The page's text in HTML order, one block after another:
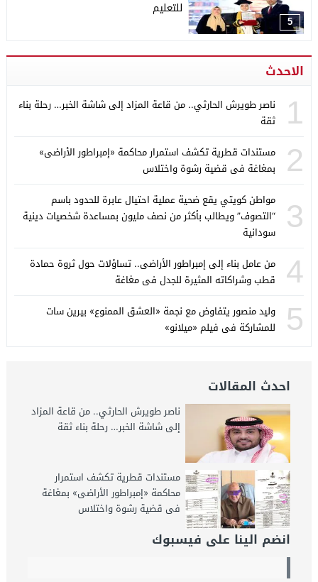
5
للتعليم
الاحدث
1
ناصر طويرش الحارثي.. من قاعة المزاد إلى شاشة الخبر… رحلة بناء
ثقة
2
مستندات قطرية تكشف استمرار محاكمة «إمبراطور الأراضى»
بمغاغة فى قضية رشوة واختلاس
3
مواطن كويتي يقع ضحية عملية احتيال عابرة للحدود باسم
“التصوف” ويطالب بأكثر من نصف مليون بمساعدة شخصيات دينية
سودانية
4
من عامل بناء إلى إمبراطور الأراضى.. تساؤلات حول ثروة حمادة
قطب وشراكاته المثيرة للجدل فى مغاغة
5
وليد منصور يتفاوض مع نجمة «العشق الممنوع» بيرين سات
للمشاركة فى فيلم «ميلانو»
احدث المقالات
ناصر طويرش الحارثي.. من قاعة المزاد
إلى شاشة الخبر… رحلة بناء ثقة
مستندات قطرية تكشف استمرار
محاكمة «إمبراطور الأراضى» بمغاغة
فى قضية رشوة واختلاس
انضم الينا على فيسبوك